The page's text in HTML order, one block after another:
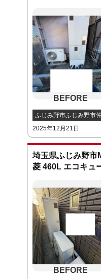
ふじみ野市ふじみ野市
2025年12月21日
埼玉県ふじみ野市
菱 460L エコキュ